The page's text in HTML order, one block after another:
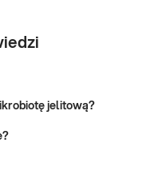
jelitową?